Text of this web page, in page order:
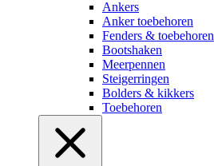
Ankers
Anker toebehoren
Fenders & toebehoren
Bootshaken
Meerpennen
Steigerringen
Bolders & kikkers
Toebehoren